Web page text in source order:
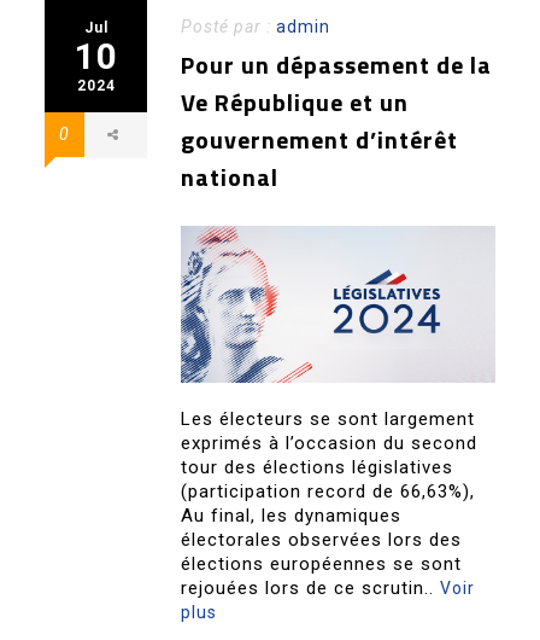
Jul
10
2024
0
Posté par :admin
Pour un dépassement de la
Ve République et un
gouvernement d’intérêt
national
Les électeurs se sont largement
exprimés à l’occasion du second
tour des élections législatives
(participation record de 66,63%),
Au final, les dynamiques
électorales observées lors des
élections européennes se sont
rejouées lors de ce scrutin..Voir
plus